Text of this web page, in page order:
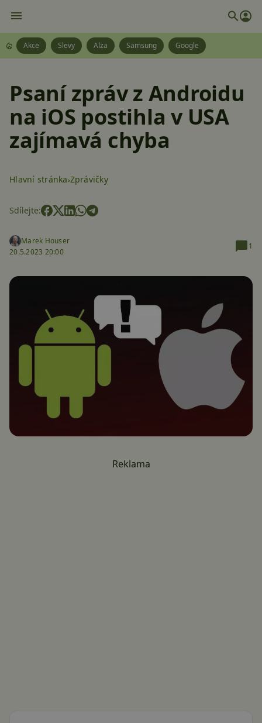
Akce Slevy Alza Samsung Google
Psaní zpráv z Androidu
na iOS postihla v USA
zajímavá chyba
Hlavní stránka Zprávičky
Sdílejte:
Marek Houser
20.5.2023 20:00
1
Reklama